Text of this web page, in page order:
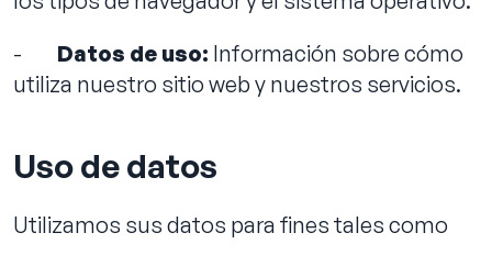
- Datos de uso: Información sobre cómo
utiliza nuestro sitio web y nuestros servicios.
Uso de datos
Utilizamos sus datos para fines tales como